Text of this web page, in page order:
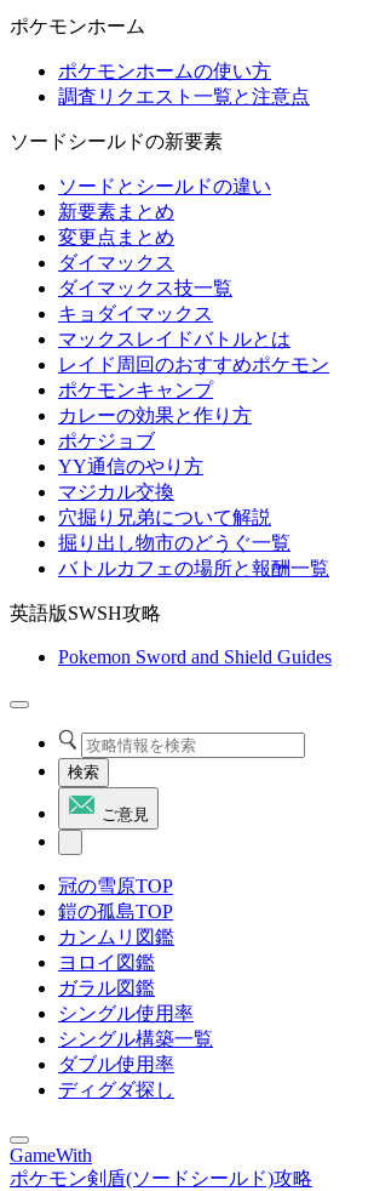
ポケモンホーム
ポケモンホームの使い方
調査リクエスト一覧と注意点
ソードシールドの新要素
ソードとシールドの違い
新要素まとめ
変更点まとめ
ダイマックス
ダイマックス技一覧
キョダイマックス
マックスレイドバトルとは
レイド周回のおすすめポケモン
ポケモンキャンプ
カレーの効果と作り方
ポケジョブ
YY通信のやり方
マジカル交換
穴掘り兄弟について解説
掘り出し物市のどうぐ一覧
バトルカフェの場所と報酬一覧
英語版SWSH攻略
Pokemon Sword and Shield Guides
検索
ご意見
冠の雪原TOP
鎧の孤島TOP
カンムリ図鑑
ヨロイ図鑑
ガラル図鑑
シングル使用率
シングル構築一覧
ダブル使用率
ディグダ探し
GameWith
ポケモン剣盾(ソードシールド)攻略